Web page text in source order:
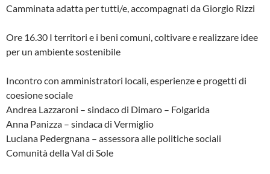
Camminata adatta per tutti/e, accompagnati da Giorgio Rizzi
Ore 16.30 I territori e i beni comuni, coltivare e realizzare idee
per un ambiente sostenibile
Incontro con amministratori locali, esperienze e progetti di
coesione sociale
Andrea Lazzaroni – sindaco di Dimaro – Folgarida
Anna Panizza – sindaca di Vermiglio
Luciana Pedergnana – assessora alle politiche sociali
Comunità della Val di Sole